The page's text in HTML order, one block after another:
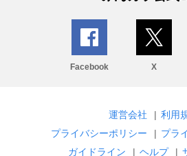
Facebook X
運営会社 | 利用
プライバシーポリシー
| プラ
ガイドライン
| ヘルプ |